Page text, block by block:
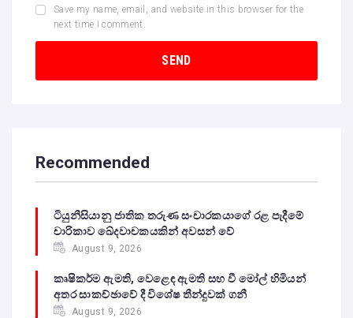
Save my name, email, and website in this browser for the
next time I comment.
Recommended
ටියුනීසියානු ජාතික තරුණ සංචාරකයාගේ රළ පැදීමේ
චාරිකාව ඛේදවාචකයකින් අවසන් වේ‍
August 9, 2026
කෘෂිකර්ම ඇමති, වෙළෙඳ ඇමති සහ වී මෝල් හිමියන්
අතර සාකච්ඡාවේ දී විශේෂ තීන්දුවක් ගනී
August 9, 2026